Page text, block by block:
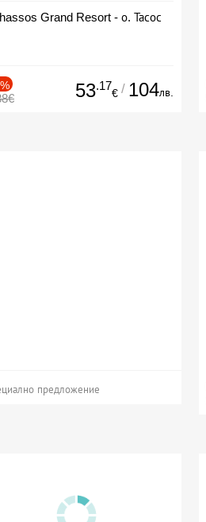
Grand Resort - о. Тасос
53.17
€ / 104лв.
предложение